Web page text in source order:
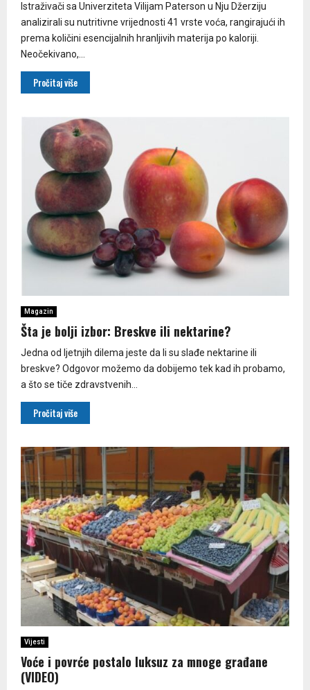
Istraživači sa Univerziteta Vilijam Paterson u Nju Džerziju
analizirali su nutritivne vrijednosti 41 vrste voća, rangirajući ih
prema količini esencijalnih hranljivih materija po kaloriji.
Neočekivano,...
Pročitaj više
Magazin
Šta je bolji izbor: Breskve ili nektarine?
Jedna od ljetnjih dilema jeste da li su slađe nektarine ili
breskve? Odgovor možemo da dobijemo tek kad ih probamo,
a što se tiče zdravstvenih...
Pročitaj više
Vijesti
Voće i povrće postalo luksuz za mnoge građane
(VIDEO)